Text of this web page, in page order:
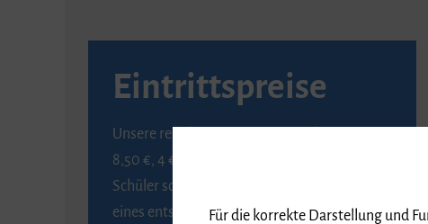
Eintrittspreise
Unsere regulären Eintrittspreise betragen
8,50 €, 4 € ermäßigt für Schülerinnen und
Schüler sowie Studierende gegen Vorlage
eines entsprechenden Nachweises, 6 € für
Für die korrekte Darstellung und